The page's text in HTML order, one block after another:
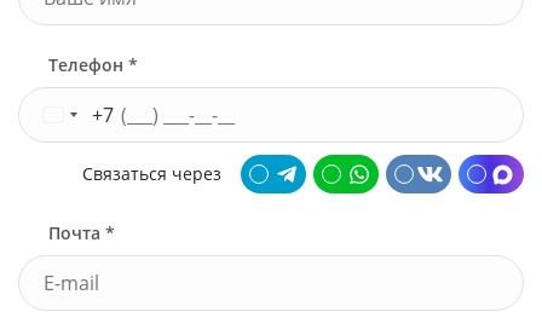
Телефон *
+7
Связаться через
Почта *